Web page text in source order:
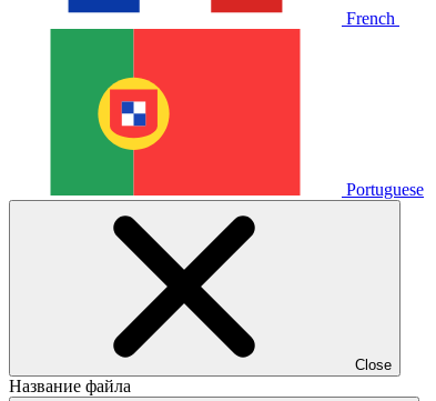
French
Portuguese
Close
Название файла